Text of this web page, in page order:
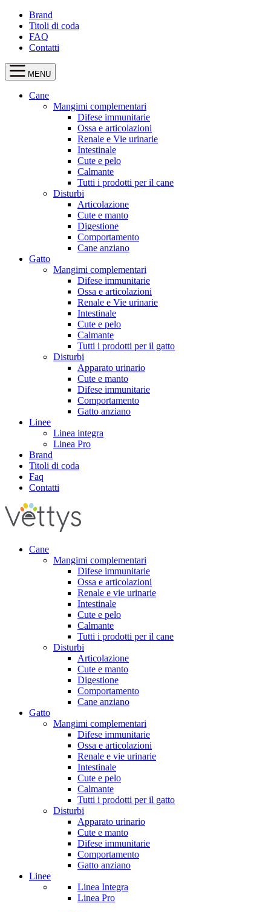
Brand
Titoli di coda
FAQ
Contatti
MENU
Cane
Mangimi complementari
Difese immunitarie
Ossa e articolazioni
Renale e Vie urinarie
Intestinale
Cute e pelo
Calmante
Tutti i prodotti per il cane
Disturbi
Articolazione
Cute e manto
Digestione
Comportamento
Cane anziano
Gatto
Mangimi complementari
Difese immunitarie
Ossa e articolazioni
Renale e Vie urinarie
Intestinale
Cute e pelo
Calmante
Tutti i prodotti per il gatto
Disturbi
Apparato urinario
Cute e manto
Difese immunitarie
Comportamento
Gatto anziano
Linee
Linea integra
Linea Pro
Brand
Titoli di coda
Faq
Contatti
Cane
Mangimi complementari
Difese immunitarie
Ossa e articolazioni
Renale e vie urinarie
Intestinale
Cute e pelo
Calmante
Tutti i prodotti per il cane
Disturbi
Articolazione
Cute e manto
Digestione
Comportamento
Cane anziano
Gatto
Mangimi complementari
Difese immunitarie
Ossa e articolazioni
Renale e vie urinarie
Intestinale
Cute e pelo
Calmante
Tutti i prodotti per il gatto
Disturbi
Apparato urinario
Cute e manto
Difese immunitarie
Comportamento
Gatto anziano
Linee
Linea Integra
Linea Pro